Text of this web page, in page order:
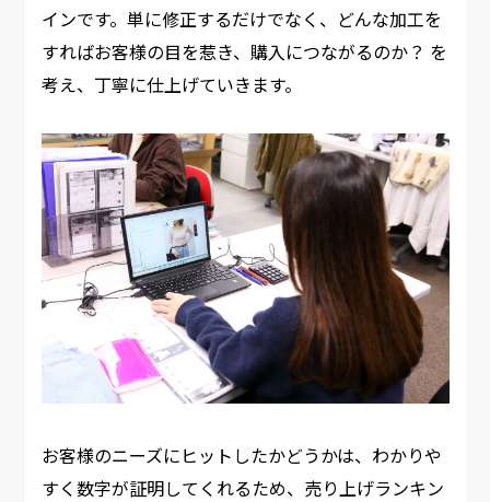
インです。単に修正するだけでなく、どんな加工を
すればお客様の目を惹き、購入につながるのか？ を
考え、丁寧に仕上げていきます。​
お客様のニーズにヒットしたかどうかは、わかりや
すく数字が証明してくれるため、売り上げランキン